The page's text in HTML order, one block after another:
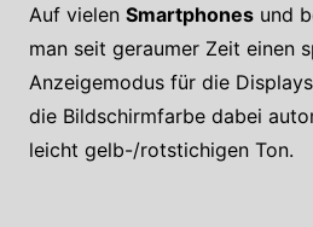
Auf vielen Smartphonesund
man seit geraumer Zeit einen
Anzeigemodus für die
die Bildschirmfarbe dabei
leicht gelb-/rotstichigen Ton.